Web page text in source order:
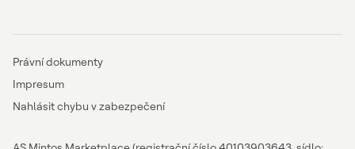
Právní dokumenty
Impresum
Nahlásit chybu v zabezpečení